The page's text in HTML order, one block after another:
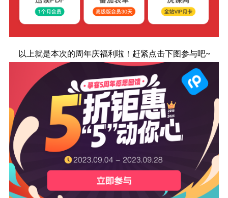
以上就是本次的周年庆福利啦！赶紧点击下图参与吧~